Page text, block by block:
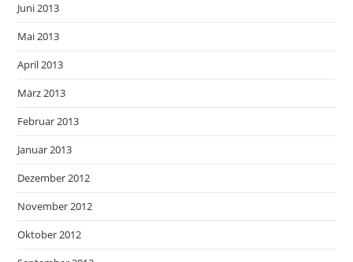
Juni 2013
Mai 2013
April 2013
März 2013
Februar 2013
Januar 2013
Dezember 2012
November 2012
Oktober 2012